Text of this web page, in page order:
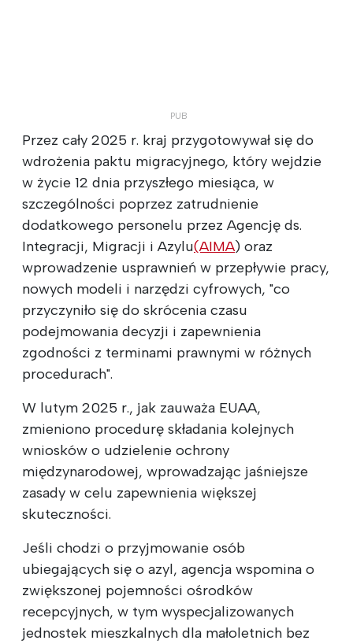
Przez cały 2025 r. kraj przygotowywał się do
wdrożenia paktu migracyjnego, który wejdzie
w życie 12 dnia przyszłego miesiąca, w
szczególności poprzez zatrudnienie
dodatkowego personelu przez Agencję ds.
Integracji, Migracji i Azylu(AIMA) oraz
wprowadzenie usprawnień w przepływie pracy,
nowych modeli i narzędzi cyfrowych, "co
przyczyniło się do skrócenia czasu
podejmowania decyzji i zapewnienia
zgodności z terminami prawnymi w różnych
procedurach".
W lutym 2025 r., jak zauważa EUAA,
zmieniono procedurę składania kolejnych
wniosków o udzielenie ochrony
międzynarodowej, wprowadzając jaśniejsze
zasady w celu zapewnienia większej
skuteczności.
Jeśli chodzi o przyjmowanie osób
ubiegających się o azyl, agencja wspomina o
zwiększonej pojemności ośrodków
recepcyjnych, w tym wyspecjalizowanych
jednostek mieszkalnych dla małoletnich bez